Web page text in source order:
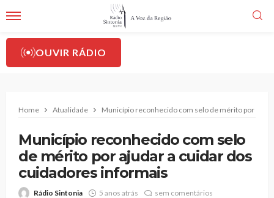
OUVIR RÁDIO
Home Atualidade Município reconhecido com selo de mérito por
Município reconhecido com selo
de mérito por ajudar a cuidar dos
cuidadores informais
Rádio Sintonia 5 anos atrás sem comentários